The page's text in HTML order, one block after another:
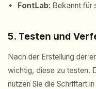
FontLab: Bekannt für
5. Testen und
Nach der Erstellung der
wichtig, diese zu testen.
nutzen Sie die Schriftart